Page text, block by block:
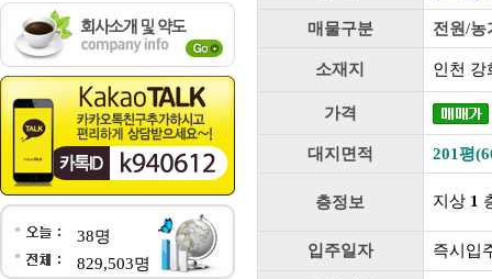
38명
829,503명
매물구분 전원/농
소재지 인천 강
가격
대지면적 201평
층정보 지상 1
입주일자 즉시입